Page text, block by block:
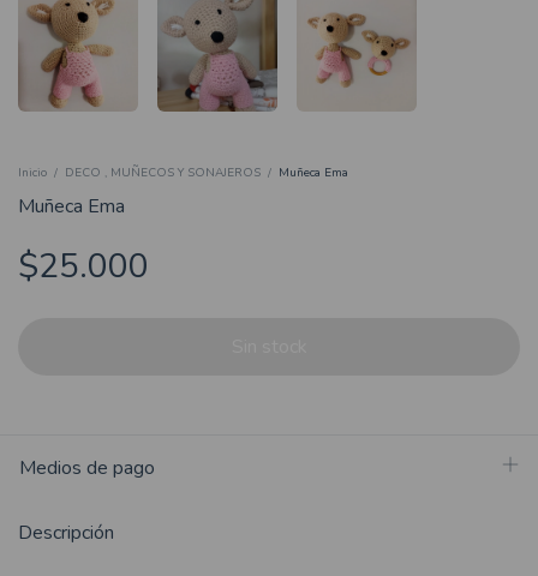
Inicio / DECO , MUÑECOS Y SONAJEROS / Muñeca Ema
Muñeca Ema
$25.000
Medios de pago
Descripción